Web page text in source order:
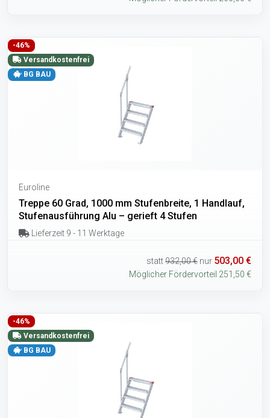
-46%
Versandkostenfrei
BG BAU
Euroline
Treppe 60 Grad, 1000 mm Stufenbreite, 1 Handlauf,
Stufenausführung Alu – gerieft 4 Stufen
Lieferzeit 9 - 11 Werktage
statt932,00 € nur 503,00 €
Möglicher Fördervorteil 251,50 €
-46%
Versandkostenfrei
BG BAU